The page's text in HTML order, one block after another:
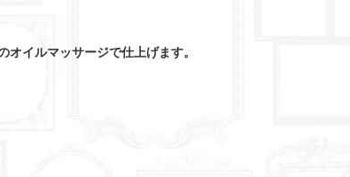
オイルマッサージで仕上げます。